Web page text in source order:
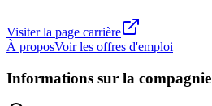
Visiter la page carrière
À proposVoir les offres d'emploi
Informations sur la compagnie